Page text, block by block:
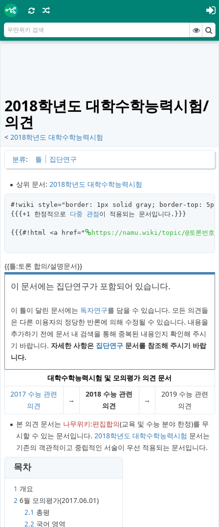
2018학년도 대학수학능력시험/
의견
< 2018학년도 대학수학능력시험
분류: 틀 집단연구
상위 문서: 2018학년도 대학수학능력시험
#!wiki style="border: 1px solid gray; border-top: 5px
{{{+1 한정적으로 다중 관점 이 적용되는 문서입니다.}}}
{{{#!html <a href=" https://namu.wiki/topic/@토론번호@
{{틀:토론 합의/설명문서}}
이 문서에는 집단연구가 포함되어 있습니다.
이 틀이 달린 문서에는 독자연구를 담을 수 있습니다. 모든 의견들
은 다른 이용자의 정당한 반론에 의해 수정될 수 있습니다. 내용을
추가하기 전에 문서 내 검색을 통해 중복된 내용인지 확인해 주시
기 바랍니다. 자세한 사항은 집단연구문서를 참조해 주시기 바랍
니다.
대학수학능력시험 및 모의평가 의견 문서
2017 수능 관련
의견
→
2018 수능 관련
의견
→
2019 수능 관련
의견
본 의견 문서는 나무위키:편집합의(교육 및 수능 분야 한정)를 무
시할 수 있는 문서입니다. 2018학년도 대학수학능력시험 문서는
기존의 객관적이고 중립적인 서술이 우선 적용되는 문서입니다.
목차
1 개요
2 6월 모의평가(2017.06.01)
2.1 총평
2.2 국어 영역